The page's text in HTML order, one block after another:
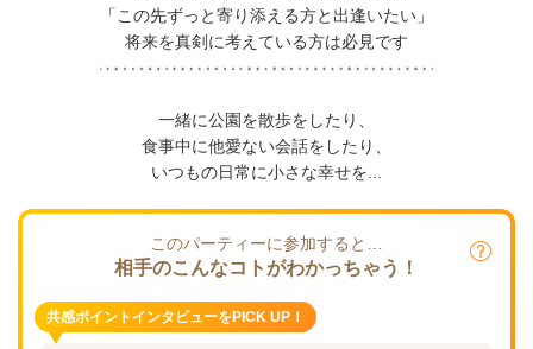
「この先ずっと寄り添える方と出逢いたい」
将来を真剣に考えている方は必見です
一緒に公園を散歩をしたり、
食事中に他愛ない会話をしたり、
いつもの日常に小さな幸せを...
このパーティーに参加すると…
相手のこんなコトがわかっちゃう！
共感ポイントインタビューをPICK UP！